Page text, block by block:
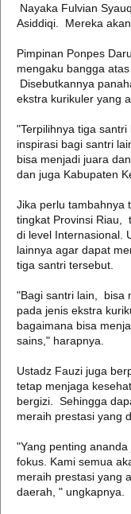
Nayaka Fulvian
Asiddiqi. Mereka
Pimpinan Ponpes
mengaku bangga
Disebutkannya
ekstra kurikuler yang
"Terpilihnya tiga
inspirasi bagi santri
bisa menjadi juara
dan juga Kabupaten
Jika perlu tambahnya
tingkat Provinsi Riau,
di level Internasional.
lainnya agar dapat
tiga santri tersebut.
"Bagi santri lain, bisa
pada jenis ekstra
bagaimana bisa
sains," harapnya.
Ustadz Fauzi juga
tetap menjaga
bergizi. Sehingga
meraih prestasi yang
"Yang penting
fokus. Kami semua
meraih prestasi yang
daerah, " ungkapnya.